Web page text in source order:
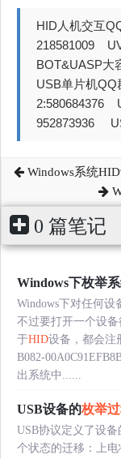
HID人机交互
218581009
BOT&UASP
USB单片机
2:580684376
952873936
Windows系统
0 篇笔记
Windows下枚举
Windows下对任何设
不过要打开一个设
于HID设备，都会注
B082-
出系统中......
USB设备的枚举
USB协议定义了设
个状态的迁移：上电